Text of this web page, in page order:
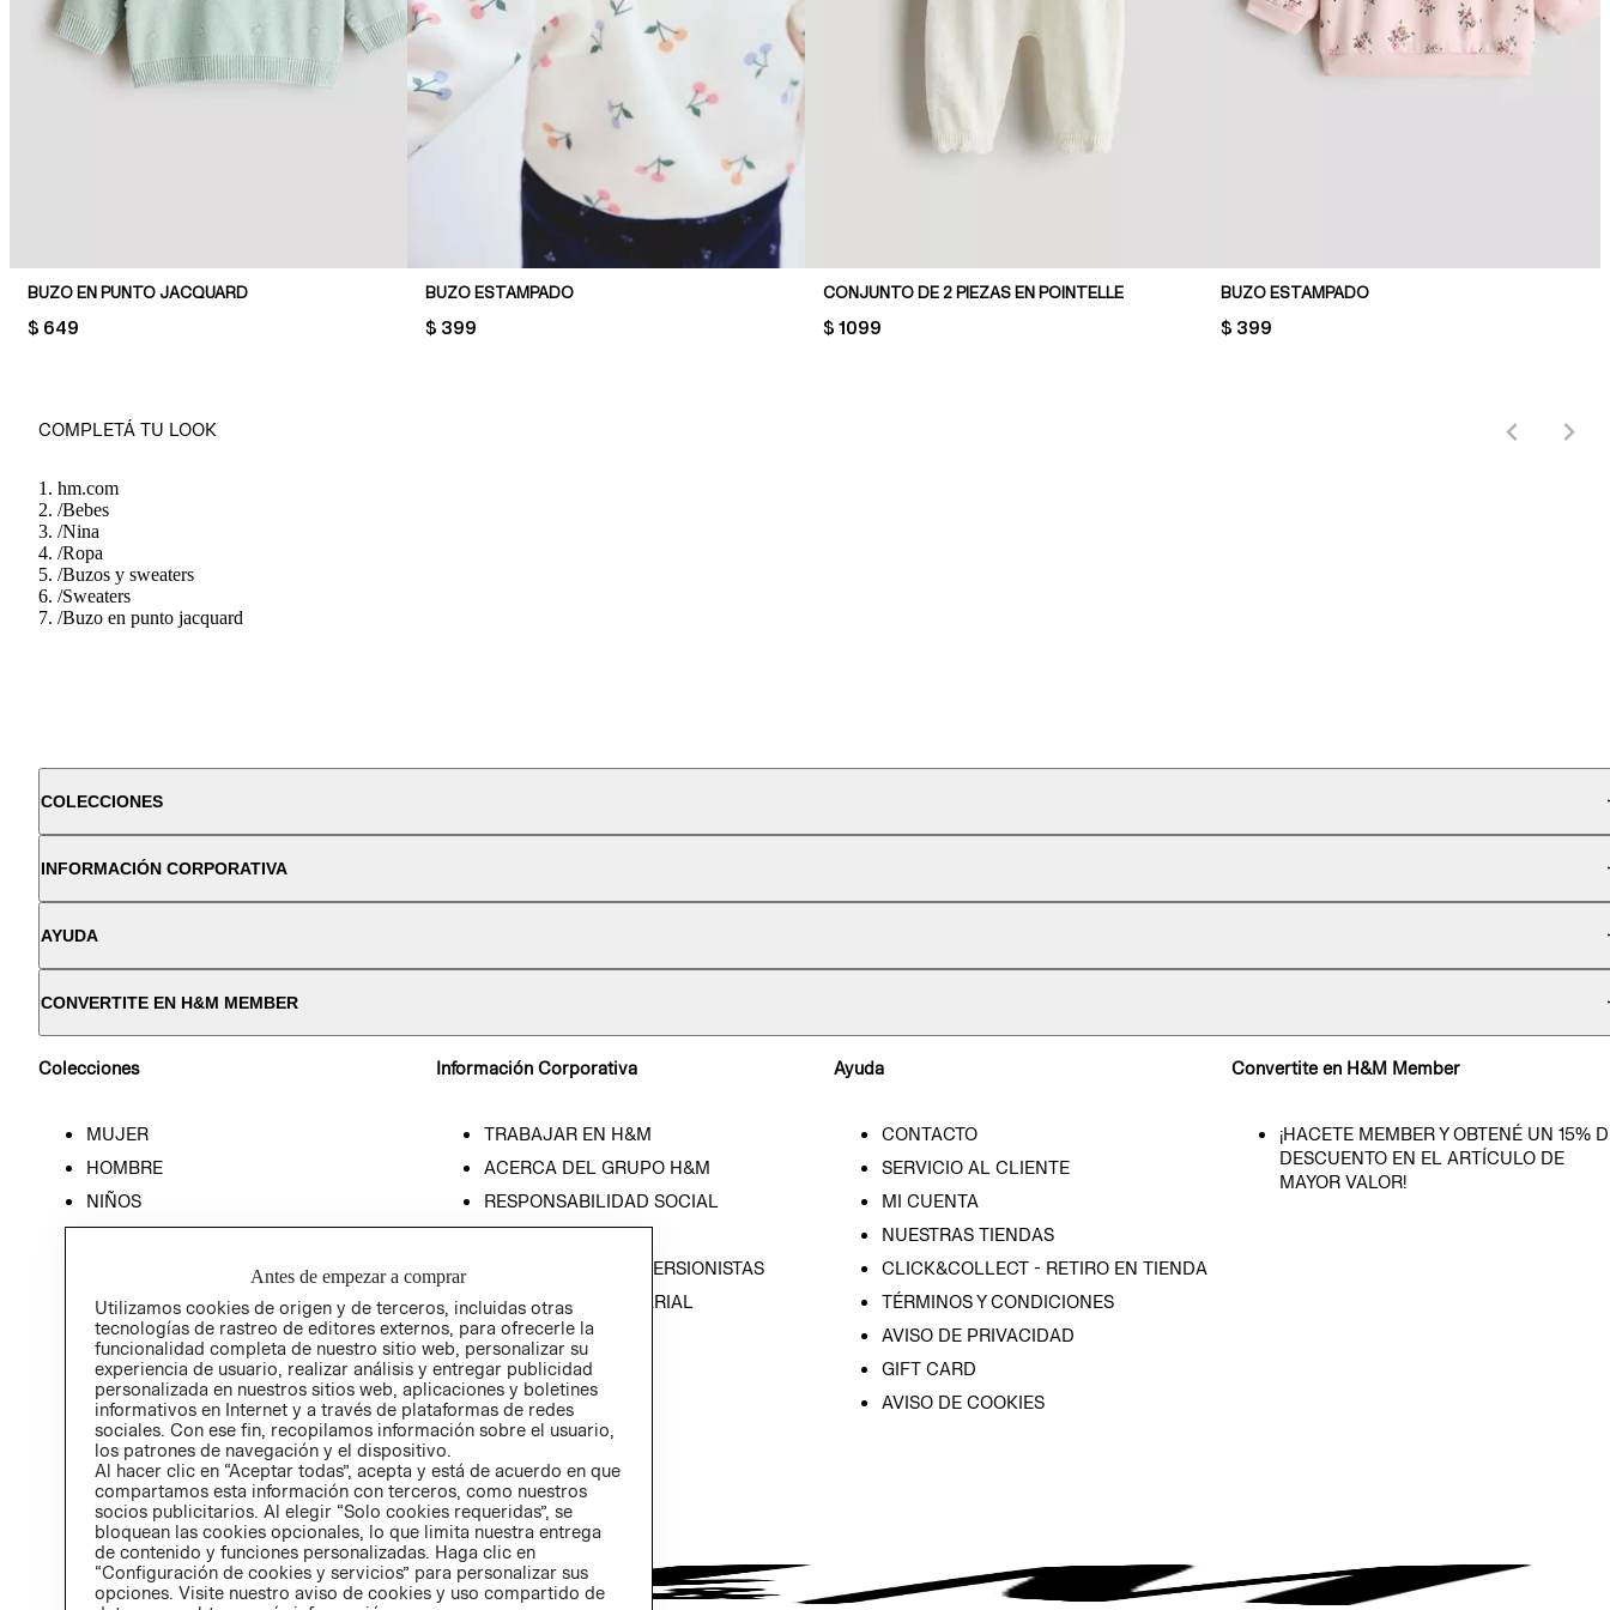
BUZO EN PUNTO JACQUARD
PRICE:
$ 649
BUZO ESTAMPADO
PRICE:
$ 399
CONJUNTO DE 2 PIEZAS EN POINTELLE
PRICE:
$ 1099
BUZO ESTAMPADO
PRICE:
$ 399
COMPLETÁ TU LOOK
hm.com
/Bebes
/Nina
/Ropa
/Buzos y sweaters
/Sweaters
/Buzo en punto jacquard
COLECCIONES
INFORMACIÓN CORPORATIVA
AYUDA
CONVERTITE EN H&M MEMBER
Colecciones
MUJER
HOMBRE
NIÑOS
HOME
Información Corporativa
TRABAJAR EN H&M
ACERCA DEL GRUPO H&M
RESPONSABILIDAD SOCIAL
PRENSA
RELACIÓN CON INVERSIONISTAS
POLÍTICA EMPRESARIAL
Ayuda
CONTACTO
SERVICIO AL CLIENTE
MI CUENTA
NUESTRAS TIENDAS
CLICK&COLLECT - RETIRO EN TIENDA
TÉRMINOS Y CONDICIONES
AVISO DE PRIVACIDAD
GIFT CARD
AVISO DE COOKIES
Convertite en H&M Member
¡HACETE MEMBER Y OBTENÉ UN 15%
DESCUENTO EN EL ARTÍCULO DE
MAYOR VALOR!
Antes de empezar a comprar
Utilizamos cookies de origen y de terceros, incluidas otras
tecnologías de rastreo de editores externos, para ofrecerle la
funcionalidad completa de nuestro sitio web, personalizar su
experiencia de usuario, realizar análisis y entregar publicidad
personalizada en nuestros sitios web, aplicaciones y boletines
informativos en Internet y a través de plataformas de redes
sociales. Con ese fin, recopilamos información sobre el usuario,
los patrones de navegación y el dispositivo.
Al hacer clic en “Aceptar todas”, acepta y está de acuerdo en que
compartamos esta información con terceros, como nuestros
socios publicitarios. Al elegir “Solo cookies requeridas”, se
bloquean las cookies opcionales, lo que limita nuestra entrega
de contenido y funciones personalizadas. Haga clic en
“Configuración de cookies y servicios” para personalizar sus
opciones. Visite nuestro aviso de cookies y uso compartido de